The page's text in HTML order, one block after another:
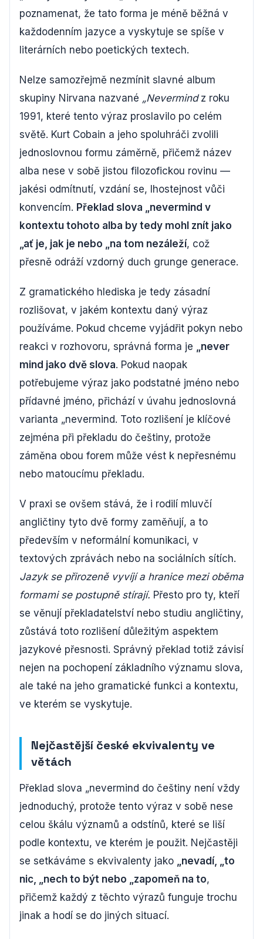
poznamenat, že tato forma je méně běžná v
každodenním jazyce a vyskytuje se spíše v
literárních nebo poetických textech.
Nelze samozřejmě nezmínit slavné album
skupiny Nirvana nazvané „Nevermindz roku
1991, které tento výraz proslavilo po celém
světě. Kurt Cobain a jeho spoluhráči zvolili
jednoslovnou formu záměrně, přičemž název
alba nese v sobě jistou filozofickou rovinu —
jakési odmítnutí, vzdání se, lhostejnost vůči
konvencím. Překlad slova „nevermind v
kontextu tohoto alba by tedy mohl znít jako
„ať je, jak je nebo „na tom nezáleží, což
přesně odráží vzdorný duch grunge generace.
Z gramatického hlediska je tedy zásadní
rozlišovat, v jakém kontextu daný výraz
používáme. Pokud chceme vyjádřit pokyn nebo
reakci v rozhovoru, správná forma je „never
mind jako dvě slova. Pokud naopak
potřebujeme výraz jako podstatné jméno nebo
přídavné jméno, přichází v úvahu jednoslovná
varianta „nevermind. Toto rozlišení je klíčové
zejména při překladu do češtiny, protože
záměna obou forem může vést k nepřesnému
nebo matoucímu překladu.
V praxi se ovšem stává, že i rodilí mluvčí
angličtiny tyto dvě formy zaměňují, a to
především v neformální komunikaci, v
textových zprávách nebo na sociálních sítích.
Jazyk se přirozeně vyvíjí a hranice mezi oběma
formami se postupně stírají. Přesto pro ty, kteří
se věnují překladatelství nebo studiu angličtiny,
zůstává toto rozlišení důležitým aspektem
jazykové přesnosti. Správný překlad totiž závisí
nejen na pochopení základního významu slova,
ale také na jeho gramatické funkci a kontextu,
ve kterém se vyskytuje.
Nejčastější české ekvivalenty ve
větách
Překlad slova „nevermind do češtiny není vždy
jednoduchý, protože tento výraz v sobě nese
celou škálu významů a odstínů, které se liší
podle kontextu, ve kterém je použit. Nejčastěji
se setkáváme s ekvivalenty jako „nevadí, „to
nic, „nech to být nebo „zapomeň na to,
přičemž každý z těchto výrazů funguje trochu
jinak a hodí se do jiných situací.